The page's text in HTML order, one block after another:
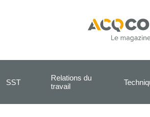
SST
Relations du
travail